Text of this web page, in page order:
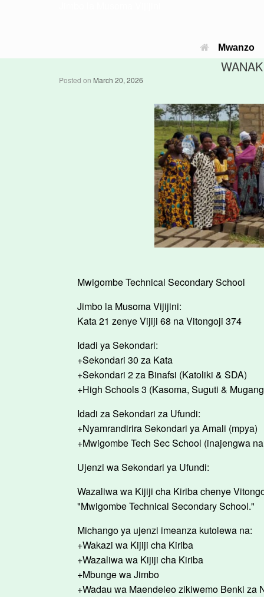
Mwanzo
Posted on March 20, 2026
Mwigombe Technical Secondary School
Jimbo la Musoma Vijijini:
Kata 21 zenye Vijiji 68 na Vitongoji 374
Idadi ya Sekondari:
+Sekondari 30 za Kata
+Sekondari 2 za Binafsi (Katoliki & SDA)
+High Schools 3 (Kasoma, Suguti &
Idadi za Sekondari za Ufundi:
+Nyamrandirira Sekondari ya Amali (mpya)
+Mwigombe Tech Sec School (inajengwa
Ujenzi wa Sekondari ya Ufundi:
Wazaliwa wa Kijiji cha Kiriba chenye
"Mwigombe Technical Secondary School."
Michango ya ujenzi imeanza kutolewa na:
+Wakazi wa Kijiji cha Kiriba
+Wazaliwa wa Kijiji cha Kiriba
+Mbunge wa Jimbo
+Wadau wa Maendeleo zikiwemo Benki za